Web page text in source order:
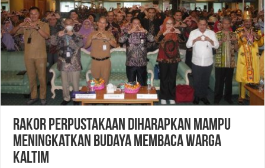
Rakor Perpustakaan Diharapkan Mampu
Meningkatkan Budaya Membaca Warga
Kaltim